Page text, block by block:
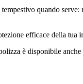
quando serve:
efficace della
è disponibile anche